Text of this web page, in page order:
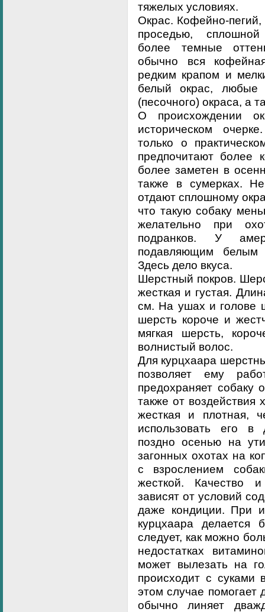
тяжелых условиях.
Окрас. Кофейно-
проседью,
более темные
обычно вся
редким крапом и
белый окрас, любые
(песочного) окраса, а
О происхождении
историческом
только о
предпочитают более
более заметен в
также в сумерках.
отдают сплошному
что такую собаку
желательно при
подранков. У
подавляющим белым
Здесь дело вкуса.
Шерстный покров.
жесткая и густая.
см. На ушах и голове
шерсть короче и
мягкая шерсть,
волнистый волос.
Для курцхаара
позволяет ему
предохраняет собаку
также от воздействия
жесткая и плотная,
использовать его в
поздно осенью на
загонных охотах на
с взрослением
жесткой. Качество
зависят от условий
даже кондиции. При
курцхаара
следует, как можно
недостатках
может вылезать на
происходит с
этом случае помогает
обычно линяет